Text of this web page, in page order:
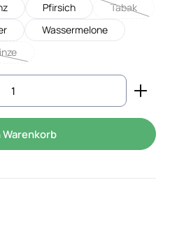
Pfirsich Tabak
(Diese
verfügbar.)
Wassermelone
Option ist zurzeit nicht verfügbar.)
gewünschten Wert
Warenkorb